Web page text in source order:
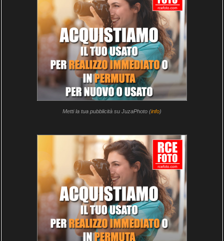
Metti la tua pubblicità su JuzaPhoto (info)